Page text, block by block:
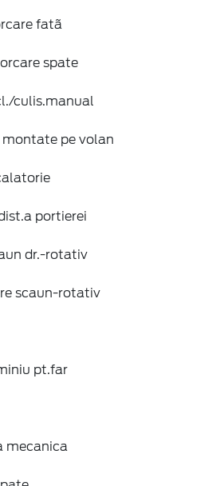
fatã
spate
culis.manual
montate pe volan
portierei
dr.-rotativ
scaun-rotativ
pt.far
mecanica